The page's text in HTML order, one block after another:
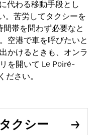
代わる移動手段とし
。苦労してタクシーを
帯を問わず必要なと
空港で車を呼びたいと
かけるときも、オンラ
を開いて Le Poiré-
さい。
クシー